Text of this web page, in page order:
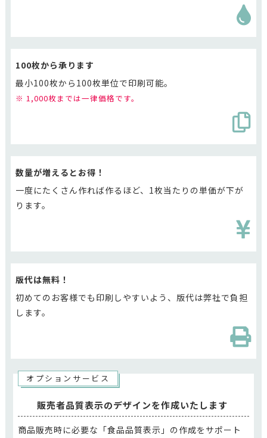
100枚から承ります
最小100枚から100枚単位で印刷可能。
※ 1,000枚までは一律価格です。
数量が増えるとお得！
一度にたくさん作れば作るほど、1枚当たりの単価が下が
ります。
版代は無料！
初めてのお客様でも印刷しやすいよう、版代は弊社で負担
します。
オプションサービス
販売者品質表示のデザインを作成いたします
商品販売時に必要な「食品品質表示」の作成をサポート